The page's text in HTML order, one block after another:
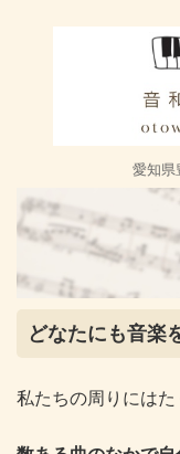
愛知県
どなたにも音楽
私たちの周りにはた